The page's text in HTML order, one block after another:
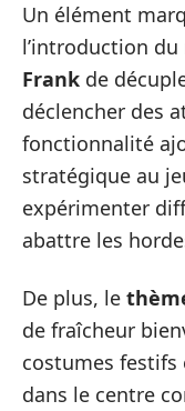
Un élément
l’introduction du
Frank de
déclencher des
fonctionnalité
stratégique au
expérimenter
abattre les
De plus, le
de fraîcheur
costumes festifs
dans le centre